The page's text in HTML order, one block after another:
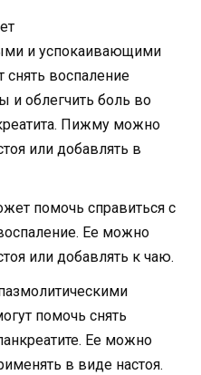
и успокаивающими
воспаление
и облегчить боль во
Пижму можно
или добавлять в
помочь справиться с
Ее можно
или добавлять к чаю.
помочь снять
Ее можно
в виде настоя.